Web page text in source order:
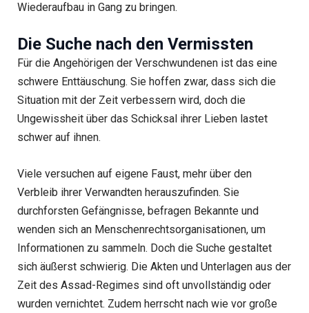
Wiederaufbau in Gang zu bringen.
Die Suche nach den Vermissten
Für die Angehörigen der Verschwundenen ist das eine
schwere Enttäuschung. Sie hoffen zwar, dass sich die
Situation mit der Zeit verbessern wird, doch die
Ungewissheit über das Schicksal ihrer Lieben lastet
schwer auf ihnen.
Viele versuchen auf eigene Faust, mehr über den
Verbleib ihrer Verwandten herauszufinden. Sie
durchforsten Gefängnisse, befragen Bekannte und
wenden sich an Menschenrechtsorganisationen, um
Informationen zu sammeln. Doch die Suche gestaltet
sich äußerst schwierig. Die Akten und Unterlagen aus der
Zeit des Assad-Regimes sind oft unvollständig oder
wurden vernichtet. Zudem herrscht nach wie vor große